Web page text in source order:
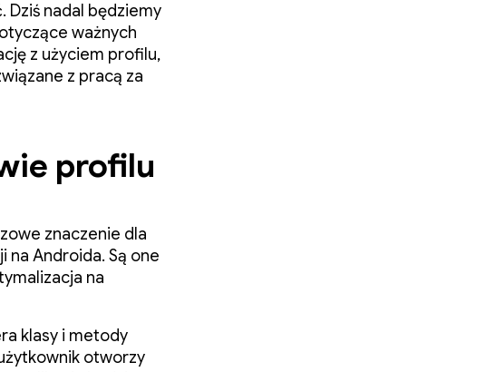
Dziś nadal będziemy
ważnych
z użyciem profilu,
z pracą za
profilu
znaczenie dla
na Androida. Są one
na
klasy i metody
otworzy